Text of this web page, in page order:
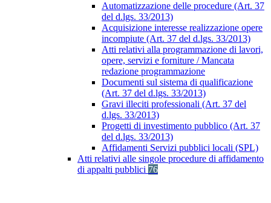
Automatizzazione delle procedure (Art. 37
del d.lgs. 33/2013)
Acquisizione interesse realizzazione opere
incompiute (Art. 37 del d.lgs. 33/2013)
Atti relativi alla programmazione di lavori,
opere, servizi e forniture / Mancata
redazione programmazione
Documenti sul sistema di qualificazione
(Art. 37 del d.lgs. 33/2013)
Gravi illeciti professionali (Art. 37 del
d.lgs. 33/2013)
Progetti di investimento pubblico (Art. 37
del d.lgs. 33/2013)
Affidamenti Servizi pubblici locali (SPL)
Atti relativi alle singole procedure di affidamento
di appalti pubblici 76